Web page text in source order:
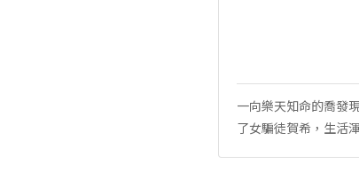
一向樂天知命的喬發
了女騙徒賀希，生活